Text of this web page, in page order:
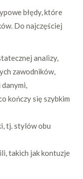
błędy, które
Do najczęściej
analizy,
zawodników,
kończy się szybkim
tj. stylów obu
takich jak kontuzje